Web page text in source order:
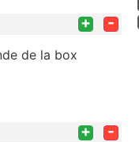
+ -
de la box
+ -